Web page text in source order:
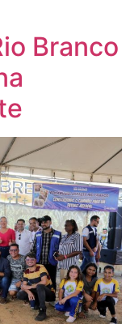
Branco